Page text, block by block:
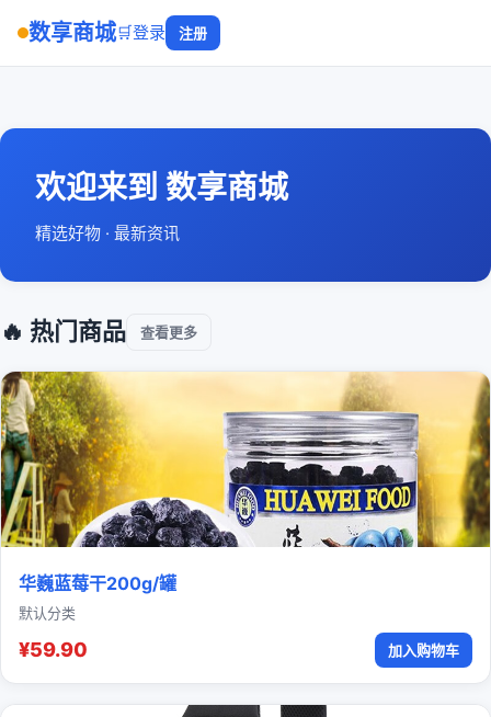
数享商城🛒登录 注册
欢迎来到 数享商城
精选好物 · 最新资讯
🔥 热门商品 查看更多
华巍蓝莓干200g/罐
默认分类
¥59.90 加入购物车